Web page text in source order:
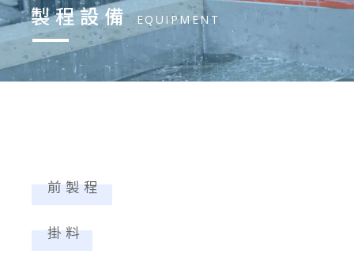
製程設備 EQUIPMENT
前製程
掛料